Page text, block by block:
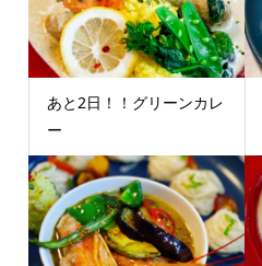
あと2日！！グリーンカレ
ー